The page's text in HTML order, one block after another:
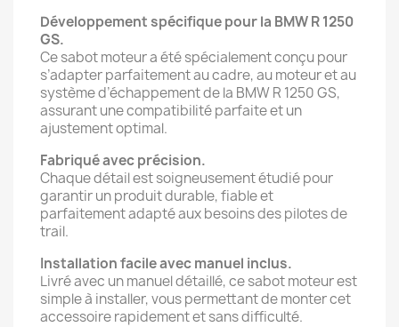
Développement spécifique pour la BMW R 1250
GS.
Ce sabot moteur a été spécialement conçu pour
s’adapter parfaitement au cadre, au moteur et au
système d’échappement de la BMW R 1250 GS,
assurant une compatibilité parfaite et un
ajustement optimal.
Fabriqué avec précision.
Chaque détail est soigneusement étudié pour
garantir un produit durable, fiable et
parfaitement adapté aux besoins des pilotes de
trail.
Installation facile avec manuel inclus.
Livré avec un manuel détaillé, ce sabot moteur est
simple à installer, vous permettant de monter cet
accessoire rapidement et sans difficulté.